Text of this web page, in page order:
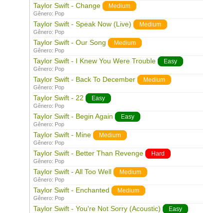
Taylor Swift - Change Medium
Gênero: Pop
Taylor Swift - Speak Now (Live) Medium
Gênero: Pop
Taylor Swift - Our Song Medium
Gênero: Pop
Taylor Swift - I Knew You Were Trouble Easy
Gênero: Pop
Taylor Swift - Back To December Medium
Gênero: Pop
Taylor Swift - 22 Easy
Gênero: Pop
Taylor Swift - Begin Again Easy
Gênero: Pop
Taylor Swift - Mine Medium
Gênero: Pop
Taylor Swift - Better Than Revenge Hard
Gênero: Pop
Taylor Swift - All Too Well Medium
Gênero: Pop
Taylor Swift - Enchanted Medium
Gênero: Pop
Taylor Swift - You're Not Sorry (Acoustic) Easy